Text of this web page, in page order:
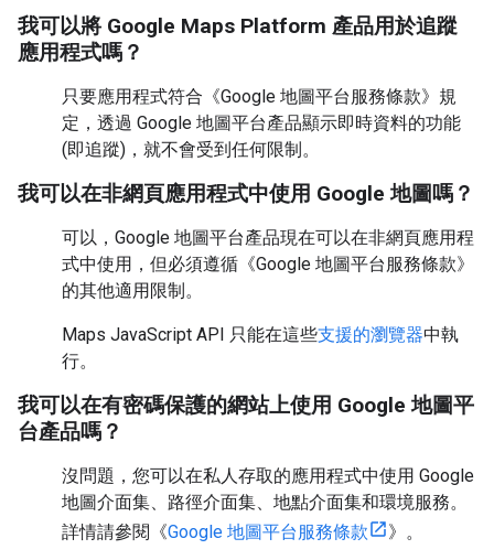
我可以將 Google Maps Platform 產品用於追蹤
應用程式嗎？
只要應用程式符合《Google 地圖平台服務條款》規
定，透過 Google 地圖平台產品顯示即時資料的功能
(即追蹤)，就不會受到任何限制。
我可以在非網頁應用程式中使用 Google 地圖嗎？
可以，Google 地圖平台產品現在可以在非網頁應用程
式中使用，但必須遵循《Google 地圖平台服務條款》
的其他適用限制。
Maps JavaScript API 只能在這些支援的瀏覽器中執
行。
我可以在有密碼保護的網站上使用 Google 地圖平
台產品嗎？
沒問題，您可以在私人存取的應用程式中使用 Google
地圖介面集、路徑介面集、地點介面集和環境服務。
詳情請參閱《Google 地圖平台服務條款 》。